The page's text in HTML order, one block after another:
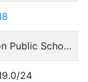
Edmonton Public School Board, District No. 7
24